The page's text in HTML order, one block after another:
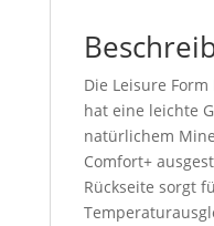
Die Leisure
hat eine leichte
natürlichem
Comfort+
Rückseite sorgt